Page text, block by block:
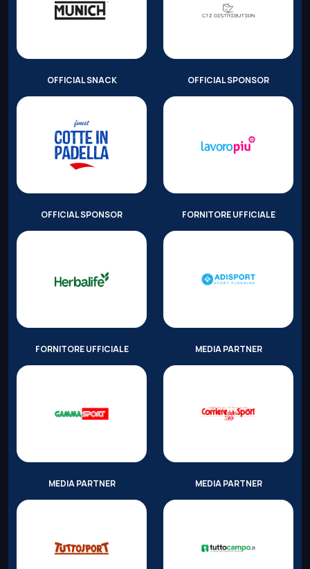
OFFICIAL SNACK OFFICIAL SPONSOR
OFFICIAL SPONSOR FORNITORE UFFICIALE
FORNITORE UFFICIALE MEDIA PARTNER
MEDIA PARTNER MEDIA PARTNER